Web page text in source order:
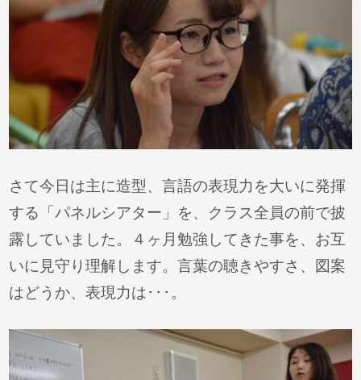
さて今日は主に造型、言語の表現力を大いに発揮
する「パネルシアター」を、クラス全員の前で披
露していました。４ヶ月勉強してきた事を、お互
いに見守り理解します。言葉の聴きやすさ、図案
はどうか、表現力は･･･。